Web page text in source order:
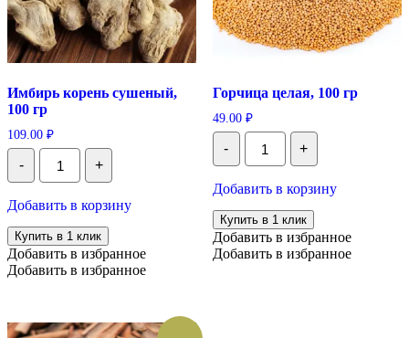
Имбирь корень сушеный,
100 гр
109.00 ₽
-
Количество
Имбирь
корень
100
гр
+
Добавить в корзину
Купить в 1 клик
Добавить в избранное
Добавить в избранное
Горчица целая, 100 гр
49.00 ₽
-
Количество
Горчица
целая,
гр
+
Добавить в корзину
Купить в 1 клик
Добавить в избранное
Добавить в избранное